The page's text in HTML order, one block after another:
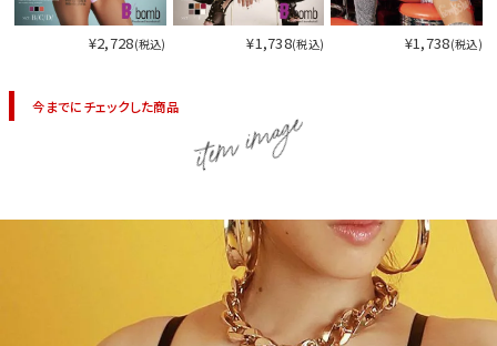
¥2,728(税込) ¥1,738(税込) ¥1,738(税込)
今までにチェックした商品 item image